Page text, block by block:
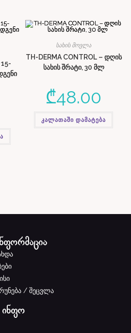
სახის მოვლა
TH-DERMA CONTROL – დღის
სახის შრატი, 30 მლ
₾48.00
კალათაში დამატება
/ შეცვლა
ინფო